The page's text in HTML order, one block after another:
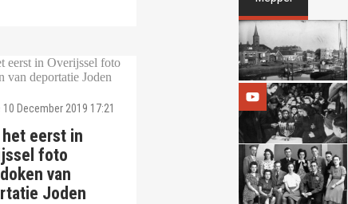
10 December 2019 17:21
eerst in
foto
van
Joden